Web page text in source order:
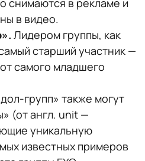
в видео.
Лидером группы, как
старший участник —
самого младшего
групп» также могут
(от англ. unit —
уникальную
известных примеров